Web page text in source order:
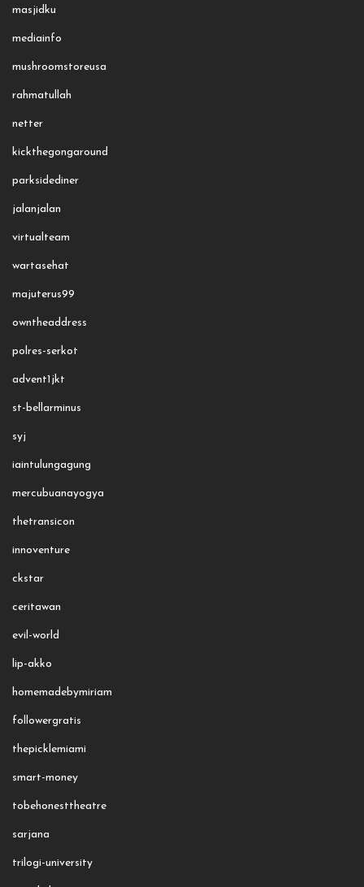
masjidku
mediainfo
mushroomstoreusa
rahmatullah
netter
kickthegongaround
parksidediner
jalanjalan
virtualteam
wartasehat
majuterus99
owntheaddress
polres-serkot
advent1jkt
st-bellarminus
syj
iaintulungagung
mercubuanayogya
thetransicon
innoventure
ckstar
ceritawan
evil-world
lip-akko
homemadebymiriam
followergratis
thepicklemiami
smart-money
tobehonesttheatre
sarjana
trilogi-university